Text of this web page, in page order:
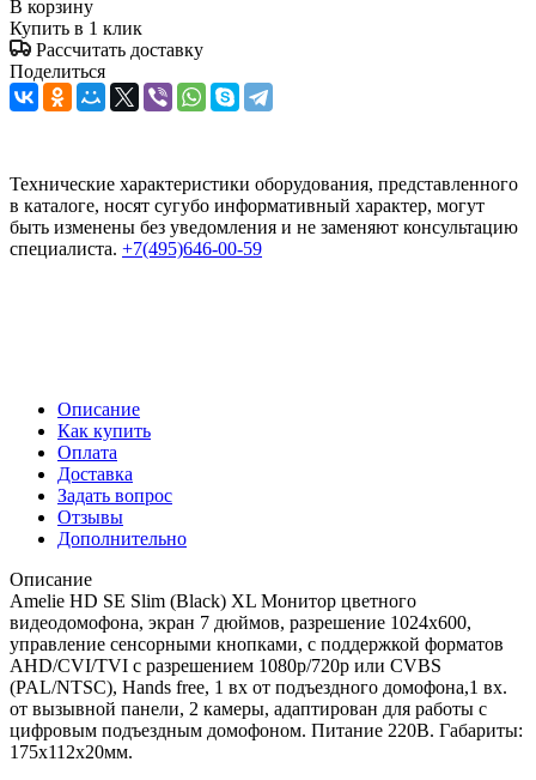
В корзину
Купить в 1 клик
Рассчитать доставку
Поделиться
Технические характеристики оборудования, представленного
в каталоге, носят сугубо информативный характер, могут
быть изменены без уведомления и не заменяют консультацию
специалиста. +7(495)646-00-59
Описание
Как купить
Оплата
Доставка
Задать вопрос
Отзывы
Дополнительно
Описание
Amelie HD SE Slim (Black) XL Монитор цветного
видеодомофона, экран 7 дюймов, разрешение 1024х600,
управление сенсорными кнопками, с поддержкой форматов
AHD/CVI/TVI с разрешением 1080p/720p или CVBS
(PAL/NTSC), Hands free, 1 вх от подъездного домофона,1 вх.
от вызывной панели, 2 камеры, адаптирован для работы с
цифровым подъездным домофоном. Питание 220В. Габариты:
175х112х20мм.